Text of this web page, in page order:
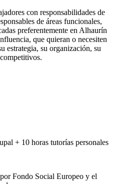
con responsabilidades de
de áreas funcionales,
preferentemente en Alhaurín
que quieran o necesiten
estrategia, su organización, su
+ 10 horas tutorías personales
Fondo Social Europeo y el